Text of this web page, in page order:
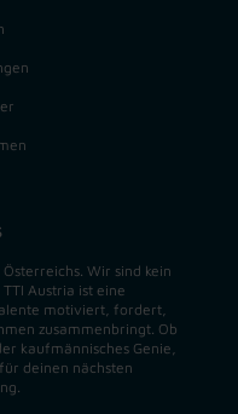
Wir sind kein
Austria ist eine
motiviert, fordert,
zusammenbringt. Ob
kaufmännisches Genie,
für deinen nächsten